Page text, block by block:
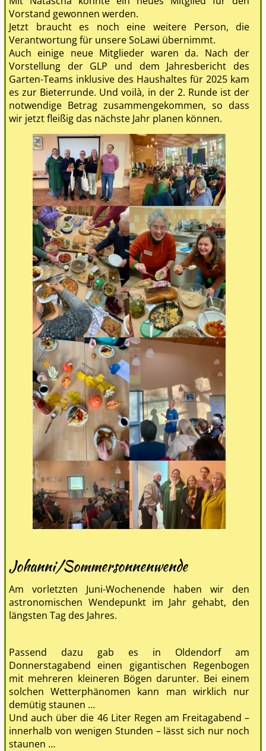
Vorstand gewonnen werden.
Jetzt braucht es noch eine weitere Person, die
Verantwortung für unsere SoLawi übernimmt.
Auch einige neue Mitglieder waren da. Nach der
Vorstellung der GLP und dem Jahresbericht des
Garten-Teams inklusive des Haushaltes für 2025 kam
es zur Bieterrunde. Und voilà, in der 2. Runde ist der
notwendige Betrag zusammengekommen, so dass
wir jetzt fleißig das nächste Jahr planen können.
Johanni/Sommersonnenwende
Am vorletzten Juni-Wochenende haben wir den
astronomischen Wendepunkt im Jahr gehabt, den
längsten Tag des Jahres.
Passend dazu gab es in Oldendorf am
Donnerstagabend einen gigantischen Regenbogen
mit mehreren kleineren Bögen darunter. Bei einem
solchen Wetterphänomen kann man wirklich nur
demütig staunen …
Und auch über die 46 Liter Regen am Freitagabend –
innerhalb von wenigen Stunden – lässt sich nur noch
staunen …